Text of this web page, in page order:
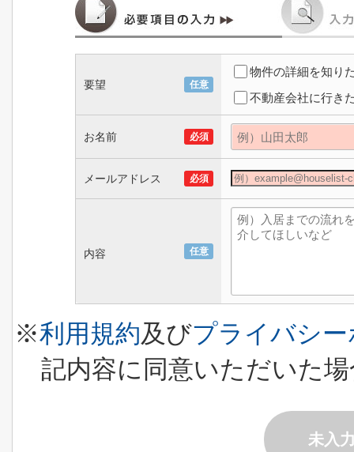
要望 任意
物件の詳細を知り
不動産会社に行き
お名前 必須
メールアドレス 必須
内容 任意
※利用規約及びプライバシ
記内容に同意いただいた
未入